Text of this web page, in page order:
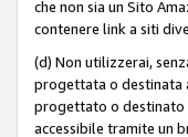
che non sia un Sito
contenere link a siti
(d) Non utilizzerai,
progettata o destinata
progettato o destinato
accessibile tramite un